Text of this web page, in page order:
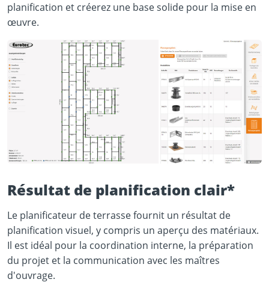
planification et créerez une base solide pour la mise en
œuvre.
Résultat de planification clair*
Le planificateur de terrasse fournit un résultat de
planification visuel, y compris un aperçu des matériaux.
Il est idéal pour la coordination interne, la préparation
du projet et la communication avec les maîtres
d'ouvrage.